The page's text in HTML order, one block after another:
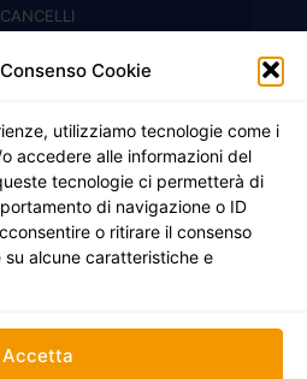
Cookie
utilizziamo tecnologie come i
accedere alle informazioni del
tecnologie ci permetterà di
di navigazione o ID
o ritirare il consenso
alcune caratteristiche e
Accetta
modulari
a pannelli
CANCELLI
prefabbricati
in ferro battuto
a due ante
scorrevoli
e chiusini
Inferriate
gas ed elettricità
SRLS All Rights Reserved.
| Sede legale Via Alessandro
Creativart
CANCELLI